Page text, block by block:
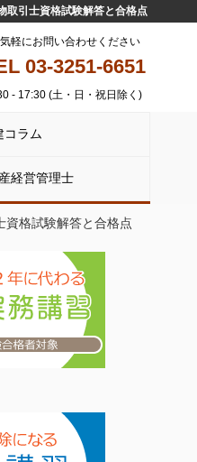
取引士資格試験解答と合格点
軽にお問い合わせください
03-3251-6651
- 17:30 (土・日・祝日除く)
コラム
経営管理士
資格試験解答と合格点